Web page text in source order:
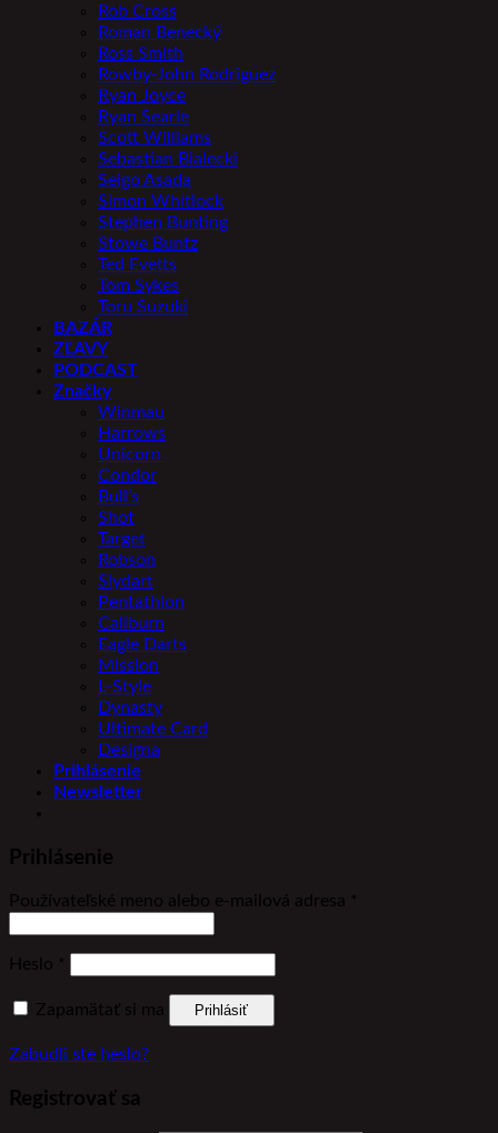
Rob Cross
Roman Benecký
Ross Smith
Rowby-John Rodriguez
Ryan Joyce
Ryan Searle
Scott Williams
Sebastian Bialecki
Seigo Asada
Simon Whitlock
Stephen Bunting
Stowe Buntz
Ted Evetts
Tom Sykes
Toru Suzuki
BAZÁR
ZĽAVY
PODCAST
Značky
Winmau
Harrows
Unicorn
Condor
Bull’s
Shot
Target
Robson
Slydart
Pentathlon
Caliburn
Eagle Darts
Mission
L-Style
Dynasty
Ultimate Card
Designa
Prihlásenie
Newsletter
Prihlásenie
Používateľské meno alebo e-mailová adresa *
Heslo *
Zapamätať si ma Prihlásiť
Zabudli ste heslo?
Registrovať sa